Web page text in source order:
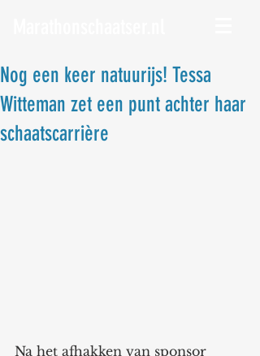
Nog een keer natuurijs! Tessa
Witteman zet een punt achter haar
schaatscarrière
Na het afhakken van sponsor